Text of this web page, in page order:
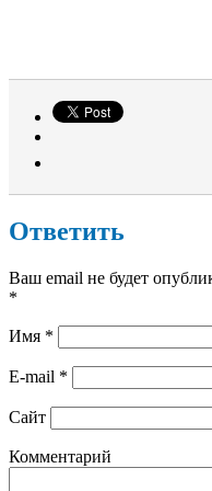
Ответить
Ваш email не будет
*
Имя *
E-mail *
Сайт
Комментарий